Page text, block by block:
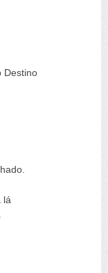
Destino
lá